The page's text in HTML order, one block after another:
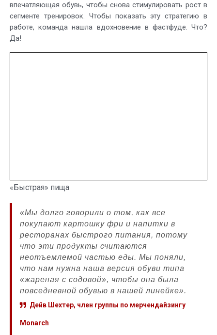
впечатляющая обувь, чтобы снова стимулировать рост в
сегменте тренировок. Чтобы показать эту стратегию в
работе, команда нашла вдохновение в фастфуде. Что?
Да!
«Быстрая» пища
«Мы долго говорили о том, как все
покупают картошку фри и напитки в
ресторанах быстрого питания, потому
что эти продукты считаются
неотъемлемой частью еды. Мы поняли,
что нам нужна наша версия обуви типа
«жареная с содовой», чтобы она была
повседневной обувью в нашей линейке».
Дейв Шехтер, член группы по мерчендайзингу
Monarch